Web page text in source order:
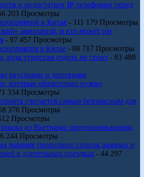
и недостатков IP-телефонии перед
203 Просмотры
в Китае - 111 179 Просмотры
авиатариф, и кто может им
- 97 457 Просмотры
в Китае - 88 717 Просмотры
куда туристам ездить не стоит - 83 488
вкусными и дешевыми
которые обязательно нужно
334 Просмотры
считается самым безопасным для
376 Просмотры
Просмотры
из Вьетнама: противопоказания,
244 Просмотры
машине правильно: список важных и
в длительных поездках - 44 297